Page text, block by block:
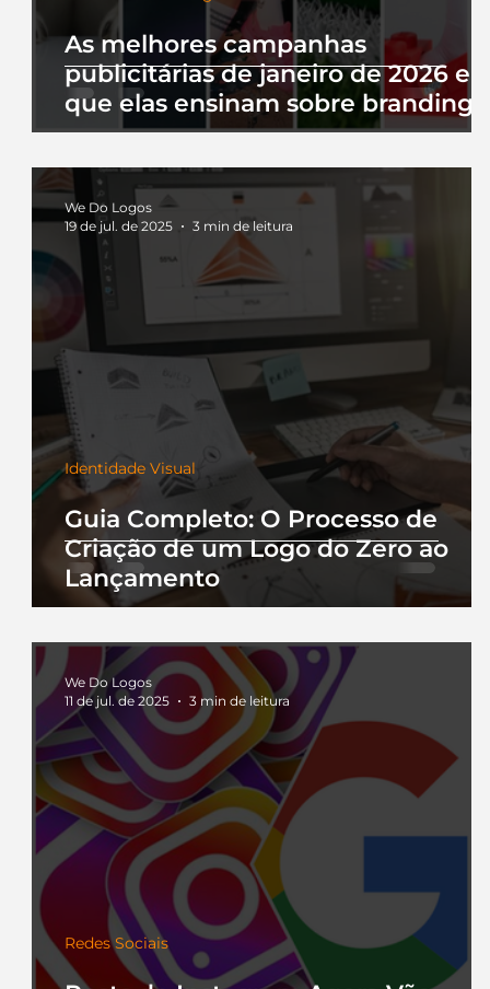
As melhores campanhas
publicitárias de janeiro de 2026 e
que elas ensinam sobre branding
Guia Completo: O Processo de
Criação de um Logo do Zero ao
Lançamento
Identidade Visual
We Do Logos
19 de jul. de 2025
3 min de leitura
Redes Sociais
We Do Logos
11 de jul. de 2025
3 min de leitura